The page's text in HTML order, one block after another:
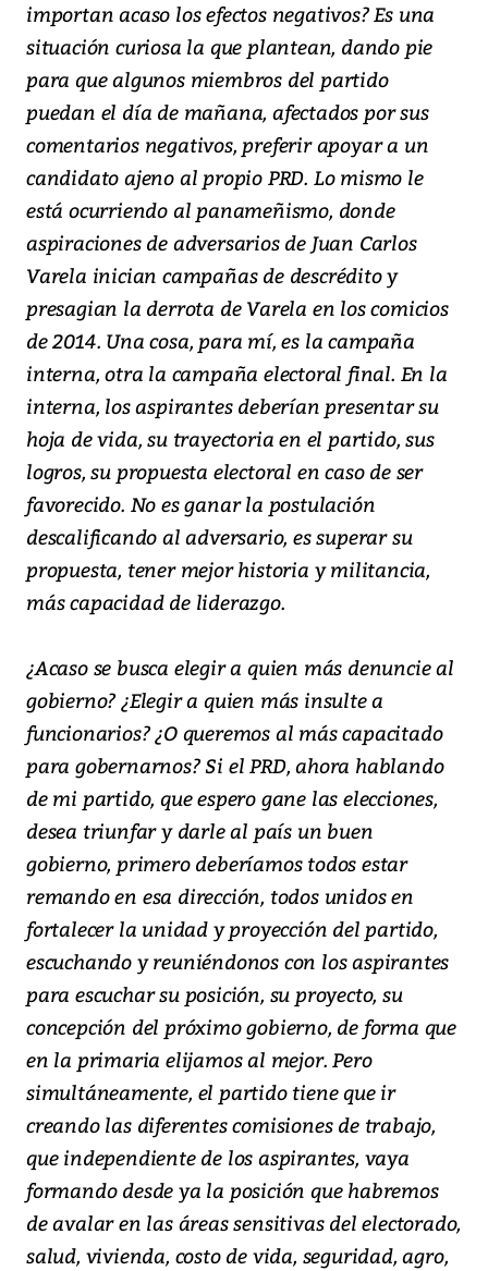
importan acaso los efectos negativos? Es una
situación curiosa la que plantean, dando pie
para que algunos miembros del partido
puedan el día de mañana, afectados por sus
comentarios negativos, preferir apoyar a un
candidato ajeno al propio PRD. Lo mismo le
está ocurriendo al panameñismo, donde
aspiraciones de adversarios de Juan Carlos
Varela inician campañas de descrédito y
presagian la derrota de Varela en los comicios
de 2014. Una cosa, para mí, es la campaña
interna, otra la campaña electoral final. En la
interna, los aspirantes deberían presentar su
hoja de vida, su trayectoria en el partido, sus
logros, su propuesta electoral en caso de ser
favorecido. No es ganar la postulación
descalificando al adversario, es superar su
propuesta, tener mejor historia y militancia,
más capacidad de liderazgo.
¿Acaso se busca elegir a quien más denuncie al
gobierno? ¿Elegir a quien más insulte a
funcionarios? ¿O queremos al más capacitado
para gobernarnos? Si el PRD, ahora hablando
de mi partido, que espero gane las elecciones,
desea triunfar y darle al país un buen
gobierno, primero deberíamos todos estar
remando en esa dirección, todos unidos en
fortalecer la unidad y proyección del partido,
escuchando y reuniéndonos con los aspirantes
para escuchar su posición, su proyecto, su
concepción del próximo gobierno, de forma que
en la primaria elijamos al mejor. Pero
simultáneamente, el partido tiene que ir
creando las diferentes comisiones de trabajo,
que independiente de los aspirantes, vaya
formando desde ya la posición que habremos
de avalar en las áreas sensitivas del electorado,
salud, vivienda, costo de vida, seguridad, agro,